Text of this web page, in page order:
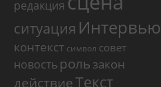
редакция
ситуация Интервью
контекст символ совет
новость роль закон
действиеТекст